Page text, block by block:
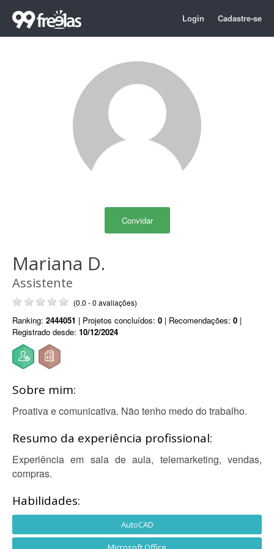
Login Cadastre-se
Convidar
Mariana D.
Assistente
(0.0 - 0 avaliações)
Ranking: 2444051 | Projetos concluídos: 0 | Recomendações: 0 |
Registrado desde: 10/12/2024
Sobre mim:
Proativa e comunicativa. Não tenho medo do trabalho.
Resumo da experiência profissional:
Experiência em sala de aula, telemarketing, vendas,
compras.
Habilidades:
AutoCAD